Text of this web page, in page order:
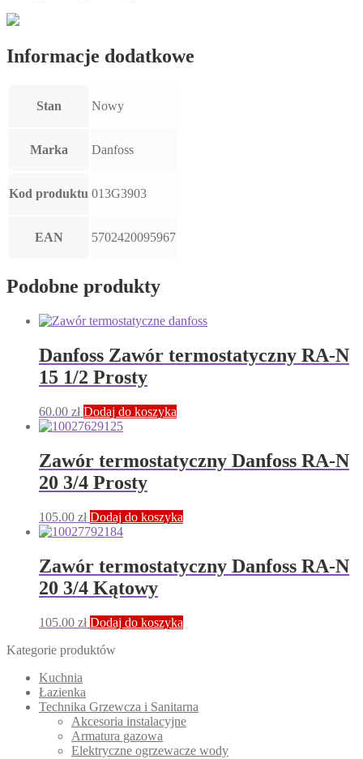
Informacje dodatkowe
Stan Nowy
Marka Danfoss
Kod produktu 013G3903
EAN 5702420095967
Podobne produkty
Danfoss Zawór termostatyczny RA-N
15 1/2 Prosty
60.00 zł Dodaj do koszyka
Zawór termostatyczny Danfoss RA-N
20 3/4 Prosty
105.00 zł Dodaj do koszyka
Zawór termostatyczny Danfoss RA-N
20 3/4 Kątowy
105.00 zł Dodaj do koszyka
Kategorie produktów
Kuchnia
Łazienka
Technika Grzewcza i Sanitarna
Akcesoria instalacyjne
Armatura gazowa
Elektryczne ogrzewacze wody